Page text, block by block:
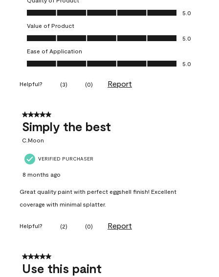
Quality of Product, 5.0 out of 5
5.0
Value of Product
Value of Product, 5.0 out of 5
5.0
Ease of Application
Ease of Application, 5.0 out of 5
5.0
Helpful? (3) (0) Report
5 out of 5 stars.
Simply the best
C.Moon
VERIFIED PURCHASER
8 months ago
Great quality paint with perfect eggshell finish! Excellent
coverage with minimal splatter.
Helpful? (2) (0) Report
5 out of 5 stars.
Use this paint